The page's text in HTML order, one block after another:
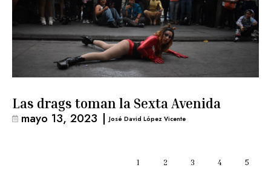
Las drags toman la Sexta Avenida
mayo 13, 2023 | José David López Vicente
1 2 3 4 5